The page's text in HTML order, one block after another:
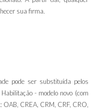
sua firma.
pode ser substituída pelos
- modelo novo (com
CREA, CRM, CRF, CRO,